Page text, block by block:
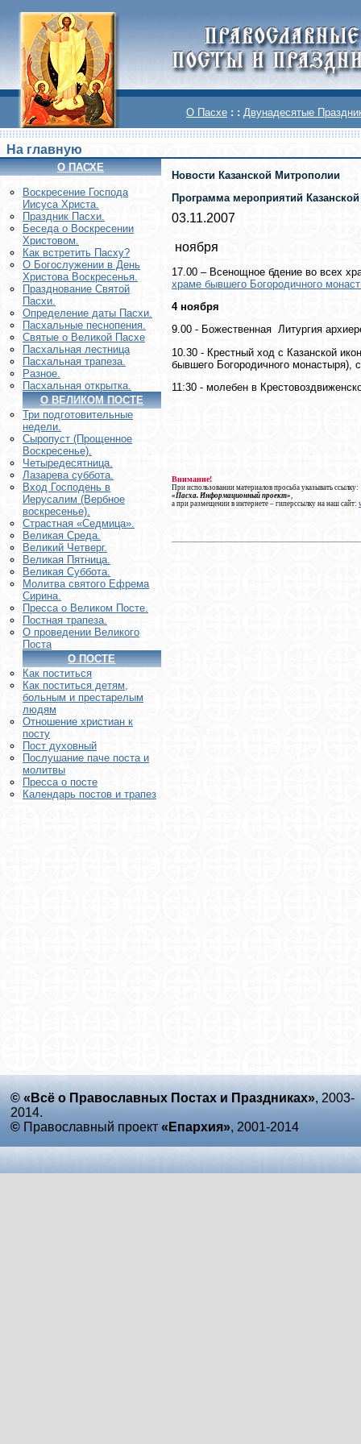
О Пасхе : : Двунадесятые
На главную
О ПАСХЕ
Воскреcение Господа
Иисуса Христа.
Праздник Пасхи.
Беседа о Воскресении
Христовом.
Как встретить Пасху?
О Богослужении в День
Христова Воскресенья.
Празднование Святой
Пасхи.
Определение даты Пасхи.
Пасхальные песнопения.
Святые о Великой Пасхе
Пасхальная лестница
Пасхальная трапеза.
Разное.
Пасхальная открытка.
О ВЕЛИКОМ ПОСТЕ
Три подготовительные
недели.
Сыропуст (Прощенное
Воскресенье).
Четыредесятница.
Лазарева суббота.
Вход Господень в
Иерусалим (Вербное
воскресенье).
Страстная «Седмица».
Великая Среда.
Великий Четверг.
Великая Пятница.
Великая Суббота.
Молитва святого Ефрема
Сирина.
Пресса о Великом Посте.
Постная трапеза.
О проведении Великого
Поста
О ПОСТЕ
Как поститься
Как поститься детям,
больным и престарелым
людям
Отношение христиан к
посту
Пост духовный
Послушание паче поста и
молитвы
Пресса о посте
Календарь постов и трапез
Новости Казанской Митрополии
Программа мероприятий
03.11.2007
ноября
17.00 – Всенощное бдение во всех
храме бывшего Богородичного
4 ноября
9.00 - Божественная Литургия
10.30 - Крестный ход с Казанской
бывшего Богородичного монастыря),
11:30 - молебен в
Внимание!
При использовании материалов просьба указывать ссылку:
«Пасха. Информационный проект»
а при размещении в интернете – гиперссылку на наш сайт:
© «Всё о Православных Постах и Праздниках», 2003-
2014.
© Православный проект «Епархия», 2001-2014